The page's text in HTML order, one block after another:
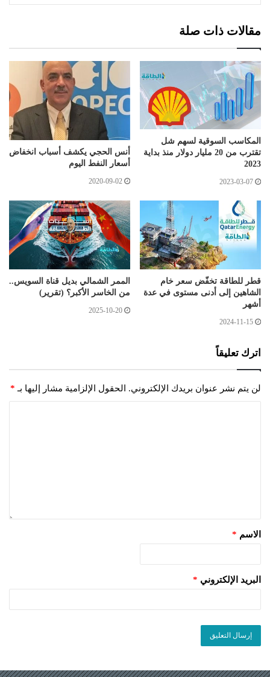
مقالات ذات صلة
المكاسب السوقية لسهم شل
تقترب من 20 مليار دولار منذ بداية
2023
2023-03-07
أنس الحجي يكشف أسباب انخفاض
أسعار النفط اليوم
2020-09-02
قطر للطاقة تخفّض سعر خام
الشاهين إلى أدنى مستوى في عدة
أشهر
2024-11-15
الممر الشمالي بديل قناة السويس..
من الخاسر الأكبر؟ (تقرير)
2025-10-20
اترك تعليقاً
لن يتم نشر عنوان بريدك الإلكتروني. الحقول الإلزامية مشار إليها بـ *
الاسم *
البريد الإلكتروني *